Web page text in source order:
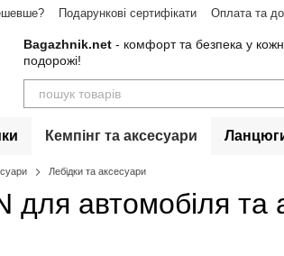
Подарункові сертифікати Оплата та
Bagazhnik.net - комфорт та безпека у
подорожі!
Кемпінг та аксесуари
Лебідки та аксесуари
для автомобіля та